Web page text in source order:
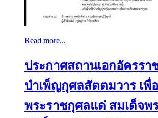
Read more...
ประกาศสถานเอกอัครรา
บำเพ็ญกุศลสัตตมวาร เพื่
พระราชกุศลแด่ สมเด็จพ